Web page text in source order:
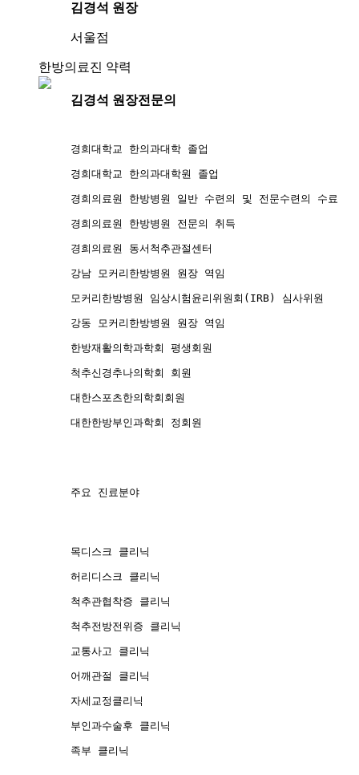
김경석 원장
서울점
한방의료진 약력
김경석 원장전문의
경희대학교 한의과대학 졸업
경희대학교 한의과대학원 졸업
경희의료원 한방병원 일반 수련의 및 전문수련의 수료
경희의료원 한방병원 전문의 취득
경희의료원 동서척추관절센터
강남 모커리한방병원 원장 역임
모커리한방병원 임상시험윤리위원회(IRB) 심사위원
강동 모커리한방병원 원장 역임
한방재활의학과학회 평생회원
척추신경추나의학회 회원
대한스포츠한의학회회원
대한한방부인과학회 정회원
주요 진료분야
목디스크 클리닉
허리디스크 클리닉
척추관협착증 클리닉
척추전방전위증 클리닉
교통사고 클리닉
어깨관절 클리닉
자세교정클리닉
부인과수술후 클리닉
족부 클리닉